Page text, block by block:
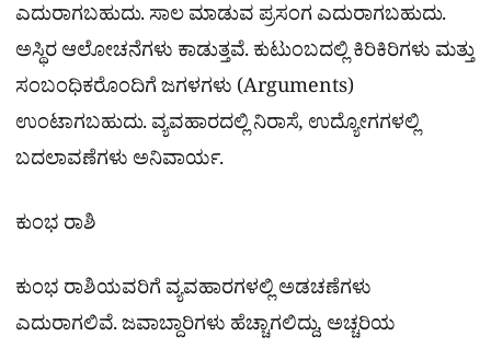
ಎದುರಾಗಬಹುದು. ಸಾಲ ಮಾಡುವ ಪ್ರಸಂಗ ಎದುರಾಗಬಹುದು.
ಅಸ್ಥಿರ ಆಲೋಚನೆಗಳು ಕಾಡುತ್ತವೆ. ಕುಟುಂಬದಲ್ಲಿ ಕಿರಿಕಿರಿಗಳು ಮತ್ತು
ಸಂಬಂಧಿಕರೊಂದಿಗೆ ಜಗಳಗಳು (Arguments)
ಉಂಟಾಗಬಹುದು. ವ್ಯವಹಾರದಲ್ಲಿ ನಿರಾಸೆ, ಉದ್ಯೋಗಗಳಲ್ಲಿ
ಬದಲಾವಣೆಗಳು ಅನಿವಾರ್ಯ.
ಕುಂಭ ರಾಶಿ
ಕುಂಭ ರಾಶಿಯವರಿಗೆ ವ್ಯವಹಾರಗಳಲ್ಲಿ ಅಡಚಣೆಗಳು
ಎದುರಾಗಲಿವೆ. ಜವಾಬ್ದಾರಿಗಳು ಹೆಚ್ಚಾಗಲಿದ್ದು, ಅಚ್ಚರಿಯ